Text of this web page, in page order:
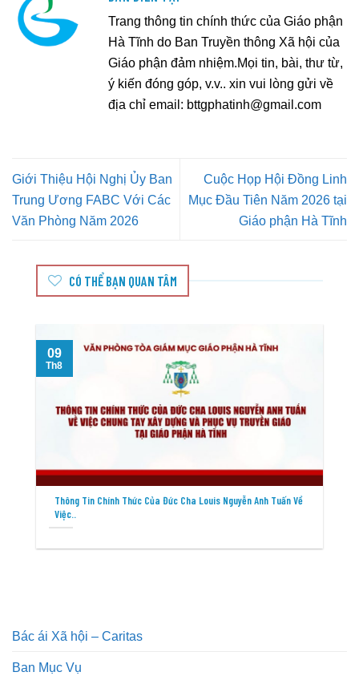
Trang thông tin chính thức của Giáo phận
Hà Tĩnh do Ban Truyền thông Xã hội của
Giáo phận đảm nhiệm.Mọi tin, bài, thư từ,
ý kiến đóng góp, v.v.. xin vui lòng gửi về
địa chỉ email: bttgphatinh@gmail.com
Giới Thiệu Hội Nghị Ủy Ban
Trung Ương FABC Với Các
Văn Phòng Năm 2026
Cuộc Họp Hội Đồng Linh
Mục Đầu Tiên Năm 2026 tại
Giáo phận Hà Tĩnh
CÓ THỂ BẠN QUAN TÂM
Thông Tin Chính Thức Của Đức Cha Louis Nguyễn Anh Tuấn Về
Việc..
09
Th8
Bác ái Xã hội – Caritas
Ban Mục Vụ